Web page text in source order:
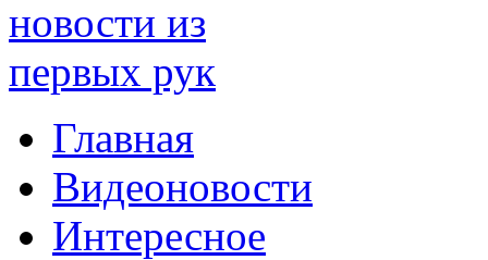
Главная
Видеоновости
Интересное